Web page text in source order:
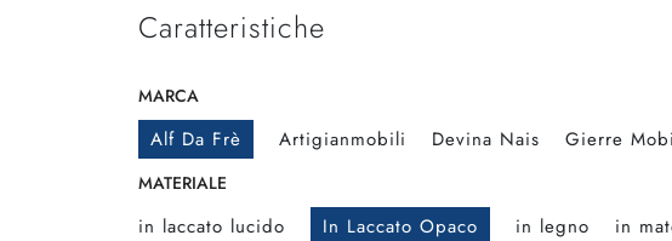
Caratteristiche
MARCA
Alf Da Frè Artigianmobili Devina Nais Gierre
MATERIALE
in laccato lucido In Laccato Opaco in legno in